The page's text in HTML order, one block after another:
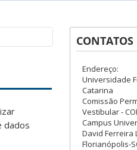
dados
CONTATOS
Endereço:
Universidade
Catarina
Comissão
Vestibular -
Campus
David Ferreira
Florianópolis-